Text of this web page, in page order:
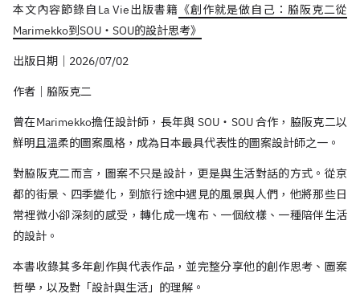
本文內容節錄自La Vie出版書籍 《創作就是做自己：脇阪克二從
Marimekko到SOU・SOU的設計思考》
出版日期｜2026/07/02
作者｜脇阪克二
曾在Marimekko擔任設計師，長年與 SOU・SOU 合作，脇阪克二以
鮮明且溫柔的圖案風格，成為日本最具代表性的圖案設計師之一。
對脇阪克二而言，圖案不只是設計，更是與生活對話的方式。從京
都的街景、四季變化，到旅行途中遇見的風景與人們，他將那些日
常裡微小卻深刻的感受，轉化成一塊布、一個紋樣、一種陪伴生活
的設計。
本書收錄其多年創作與代表作品，並完整分享他的創作思考、圖案
哲學，以及對「設計與生活」的理解。